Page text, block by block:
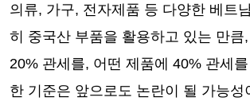
의류, 가구, 전자제품 등 다양한 베트
히 중국산 부품을 활용하고 있는 만큼
20% 관세를, 어떤 제품에 40% 관세
한 기준은 앞으로도 논란이 될 가능성